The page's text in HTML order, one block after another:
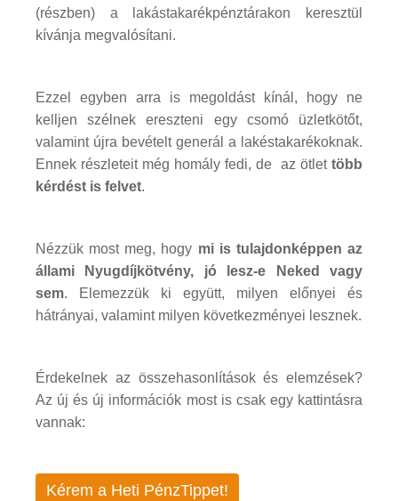
(részben) a lakástakarékpénztárakon keresztül
kívánja megvalósítani.
Ezzel egyben arra is megoldást kínál, hogy ne
kelljen szélnek ereszteni egy csomó üzletkötőt,
valamint újra bevételt generál a lakéstakarékoknak.
Ennek részleteit még homály fedi, de az ötlet több
kérdést is felvet.
Nézzük most meg, hogy mi is tulajdonképpen az
állami Nyugdíjkötvény, jó lesz-e Neked vagy
sem. Elemezzük ki együtt, milyen előnyei és
hátrányai, valamint milyen következményei lesznek.
Érdekelnek az összehasonlítások és elemzések?
Az új és új információk most is csak egy kattintásra
vannak:
Kérem a Heti PénzTippet!